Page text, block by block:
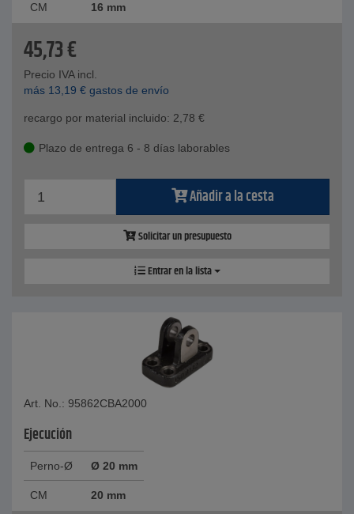
CM 16 mm
45,73€
Precio IVA incl.
más 13,19 € gastos de envío
recargo por material incluido: 2,78 €
Plazo de entrega 6 - 8 días laborables
Añadir a la cesta
Solicitar un presupuesto
Entrar en la lista
Art. No.: 95862CBA2000
Ejecución
Perno-Ø Ø 20 mm
CM 20 mm